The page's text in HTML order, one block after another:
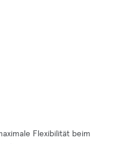
Flexibilität beim